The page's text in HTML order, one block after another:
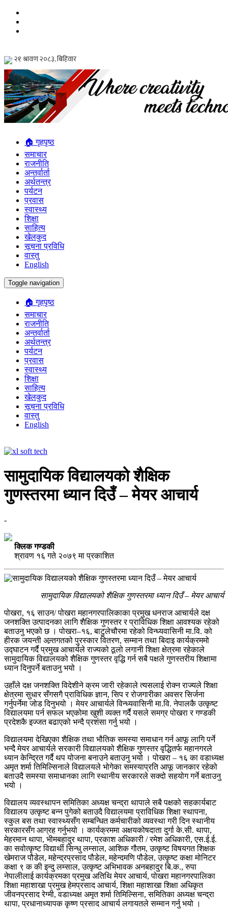
🏠 गृहपृष्ठ
समाचार
राजनीति
अन्तर्वार्ता
अर्थतन्त्र
पर्यटन
प्रवास
स्वास्थ्य
शिक्षा
साहित्य
खेलकुद
सूचना प्रविधि
वास्तु
English
Toggle navigation
🏠 गृहपृष्ठ
समाचार
राजनीति
अन्तर्वार्ता
अर्थतन्त्र
पर्यटन
प्रवास
स्वास्थ्य
शिक्षा
साहित्य
खेलकुद
सूचना प्रविधि
वास्तु
English
सामुदायिक विद्यालयको शैक्षिक
गुणस्तरमा ध्यान दिउँ – मेयर आचार्य
-
क्लिक गण्डकी
श्रावण १६ गते २०७९ मा प्रकाशित
सामुदायिक विद्यालयको शैक्षिक गुणस्तरमा ध्यान दिउँ – मेयर आचार्य
पोखरा, १६ साउन/ पोखरा महानगरपालिकाका प्रमुख धनराज आचार्यले दक्ष
जनशक्ति उत्पादनका लागि शैक्षिक गुणस्तर र प्राविधिक शिक्षा आवश्यक रहेको
बताउनु भएको छ । पोखरा–१६, बाटुलेचौरमा रहेको विन्ध्यवासिनी मा.वि. को
हीरक जयन्ती अन्र्तगतको पुरस्कार वितरण, सम्मान तथा बिदाइ कार्यक्रममो
उद्घाटन गर्दै प्रमुख आचार्यले राज्यको ठूलो लगानी शिक्षा क्षेत्रमा रहेकाले
सामुदायिक विद्यालयको शैक्षिक गुणस्तर वृद्धि गर्न सबै पक्षले गुणस्तरीय शिक्षामा
ध्यान दिनुपर्ने बताउनु भयो ।
उहाँले दक्ष जनशक्ति विदेशीने क्रम जारी रहेकाले त्यसलाई रोक्न राज्यले शिक्षा
क्षेत्रमा सुधार सँगसगै प्राविधिक ज्ञान, सिप र रोजगारीका अवसर सिर्जना
गर्नुपर्नेमा जोड दिनुभयो । मेयर आचार्यले विन्ध्यवासिनी मा.वि. नेपालकै उत्कृष्ट
विद्यालयमा पर्न सफल भएकोमा खुशी व्यक्त गर्दै यसले समग्र पोखरा र गण्डकी
प्रदेशकै इज्जत बढाएको भन्दै प्रशंसा गर्नु भयो ।
विद्यालयमा देखिएका शैक्षिक तथा भौतिक समस्या समाधान गर्न आफू लागि पर्ने
भन्दै मेयर आचार्यले सरकारी विद्यालयको शैक्षिक गुणस्तर वृद्धितर्फ महानगरले
ध्यान केन्द्रित गर्दै थप योजना बनाउने बताउनु भयो । पोखरा – १६ का वडाध्यक्ष
अमृत शर्मा तिमिल्सिनाले विद्यालयले भोगेका समस्याप्रति आफू जानकार रहेको
बताउदै समस्या समाधानका लागि स्थानीय सरकारले सक्दो सहयोग गर्ने बताउनु
भयो ।
विद्यालय व्यवस्थापन समितिका अध्यक्ष चन्द्रा थापाले सबै पक्षको सहकार्यबाट
विद्यालय उत्कृष्ट बन्न पुगेको बताउदै विद्यालयमा प्राविधिक शिक्षा स्थापना,
स्कुल बस तथा स्वास्थ्यसँग सम्बन्धित कर्मचारीको व्यवस्था गरी दिन स्थानीय
सरकारसँग आग्रह गर्नुभयो । कार्यक्रममा अक्षयकोषदाता दुर्गा के.सी. थापा,
मेहरमान थापा, भीमबहादुर थापा, प्रकाश अधिकारी / रमेश अधिकारी, एस.ई.ई.
का सवोत्कृष्ट विद्यार्थी सिन्धु लम्साल, आशिक गौतम, उत्कृष्ट विषयगत शिक्षक
खेमराज पौडेल, महेन्द्रप्रसाद पौडेल, महेन्दमणि पौडेल, उत्कृष्ट कक्षा मोनिटर
कक्षा ९ क की इन्दु लम्साल, उत्कृष्ट अभिभावक अनबहादुर बि.क., रुपा
नेपालीलाई कार्यक्रमका प्रमुख अतिथि मेयर आचार्य, पोखरा महानगरपालिका
शिक्षा महाशाखा प्रमुख हेमप्रसाद आचार्य, शिक्षा महाशाखा शिक्षा अधिकृत
जीवनप्रसाद रेग्मी, वडाध्यक्ष अमृत शर्मा तिमिल्सिना, समितिका अध्यक्ष चन्द्रा
थापा, प्रधानाध्यापक कृष्ण प्रसाद आचार्य लगायतले सम्मान गर्नु भयो ।